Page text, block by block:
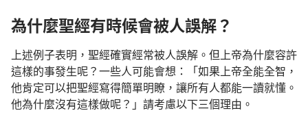
為什麼聖經有時候會被人誤解？
上述例子表明，聖經確實經常被人誤解。但上帝為什麼容許
這樣的事發生呢？一些人可能會想：「如果上帝全能全智，
他肯定可以把聖經寫得簡單明瞭，讓所有人都能一讀就懂。
他為什麼沒有這樣做呢？」請考慮以下三個理由。